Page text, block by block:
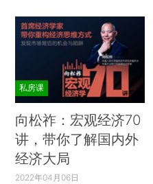
私房课
向松祚：宏观经济70
讲，带你了解国内外
经济大局
2022年04月06日